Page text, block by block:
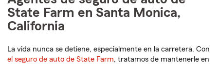
State Farm en Santa Monica,
California
La vida nunca se detiene, especialmente en la carretera. Con
el seguro de auto de State Farm, tratamos de mantenerle en